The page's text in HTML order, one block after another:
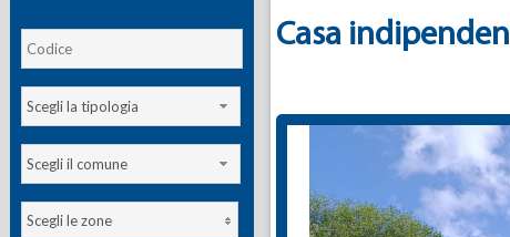
Scegli la tipologia
Scegli il comune
Scegli le zone
Casa